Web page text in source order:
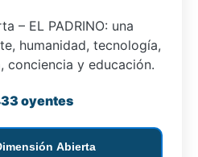
– EL PADRINO: una
humanidad, tecnología,
conciencia y educación.
oyentes
Abierta